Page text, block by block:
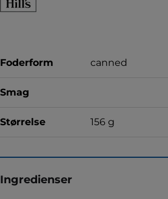
Foderform canned
Smag
Størrelse 156 g
Ingredienser